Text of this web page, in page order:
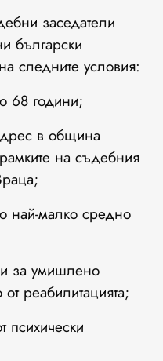
заседатели
български
следните условия:
години;
в община
на съдебния
малко средно
умишлено
реабилитацията;